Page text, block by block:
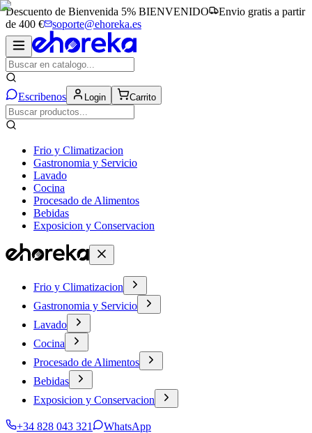
Descuento de Bienvenida 5% BIENVENIDO
Envio gratis a partir
de 400 €
soporte@ehoreka.es
Escribenos Login Carrito
Frio y Climatizacion
Gastronomia y Servicio
Lavado
Cocina
Procesado de Alimentos
Bebidas
Exposicion y Conservacion
Frio y Climatizacion
Gastronomia y Servicio
Lavado
Cocina
Procesado de Alimentos
Bebidas
Exposicion y Conservacion
+34 828 043 321
WhatsApp